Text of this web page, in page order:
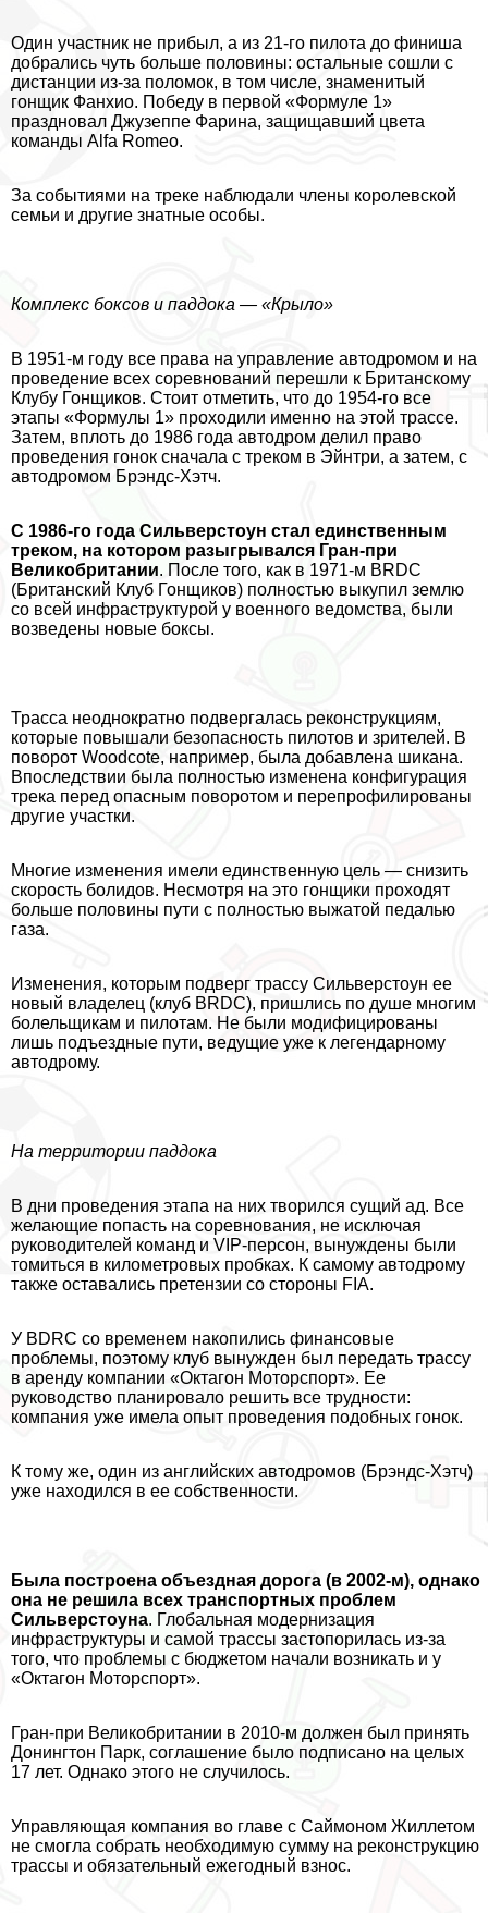
Один участник не прибыл, а из 21-го пилота до финиша
добрались чуть больше половины: остальные сошли с
дистанции из-за поломок, в том числе, знаменитый
гонщик Фанхио. Победу в первой «Формуле 1»
праздновал Джузеппе Фарина, защищавший цвета
комaнды Alfa Romeo.
За событиями на треке наблюдали члeны королевской
семьи и другие знатные особы.
Комплекс боксов и паддока — «Крыло»
В 1951-м году все права на управление автодромом и на
проведение всех соревнований перешли к Британскому
Клубу Гонщиков. Стоит отметить, что до 1954-го все
этапы «Формулы 1» проходили именно на этой трассе.
Затем, вплоть до 1986 года автодром делил право
проведения гонок сначала с треком в Эйнтри, а затем, с
автодромом Брэндс-Хэтч.
С 1986-го года Сильверстоун стал единственным
треком, на котором разыгрывался Гран-при
Великобритании. После того, как в 1971-м BRDC
(Британский Клуб Гонщиков) полностью выкупил землю
со всей инфраструктурой у военного ведомства, были
возведены новые боксы.
Трасса неоднократно подвергалась реконструкциям,
которые повышали безопасность пилотов и зрителей. В
поворот Woodcote, например, была добавлена шикана.
Впоследствии была полностью изменена конфигурация
трека перед опасным поворотом и перепрофилированы
другие участки.
Многие изменения имели единственную цель — снизить
скорость болидов. Несмотря на это гонщики проходят
больше половины пути с полностью выжатой педалью
газа.
Изменения, которым подверг трассу Сильверстоун ее
новый владелец (клуб BRDC), пришлись по душе многим
болельщикам и пилотам. Не были модифицированы
лишь подъездные пути, ведущие уже к легендарному
автодрому.
На территории паддока
В дни проведения этапа на них творился сущий ад. Все
желающие попасть на соревнования, не исключая
руководителей комaнд и VIP-персон, вынуждены были
томиться в километровых пробках. К самому автодрому
также оставались претензии со стороны FIA.
У BDRC со временем накопились финансовые
проблемы, поэтому клуб вынужден был передать трассу
в аренду компании «Октагон Моторспорт». Ее
руководство планировало решить все трудности:
компания уже имела опыт проведения подобных гонок.
К тому же, один из английских автодромов (Брэндс-Хэтч)
уже находился в ее собственности.
Была построена объездная дорога (в 2002-м), однако
она не решила всех трaнcпортных проблем
Сильверстоуна. Глобальная модернизация
инфраструктуры и самой трассы застопорилась из-за
того, что проблемы с бюджетом начали возникать и у
«Октагон Моторспорт».
Гран-при Великобритании в 2010-м должен был принять
Донингтон Парк, соглашение было подписано на целых
17 лет. Однако этого не случилось.
Управляющая компания во главе с Саймоном Жиллетом
не смогла собрать необходимую сумму на реконструкцию
трассы и обязательный ежегодный взнос.